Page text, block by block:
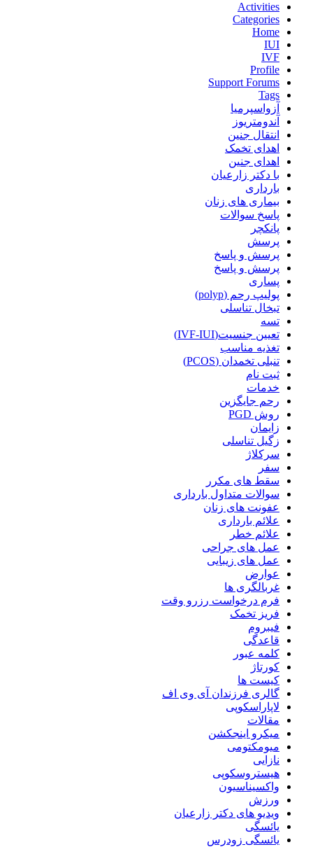
Activities
Categories
Home
IUI
IVF
Profile
Support Forums
Tags
آزواسپرمیا
آندومتریوز
انتقال جنین
اهدای تخمک
اهدای جنین
با دکتر زارعیان
بارداری
بیماری های زنان
پاسخ سوالات
پانکچر
پرسش
پرسش و پاسخ
پرسش و پاسخ
پساری
پولیپ رحم (polyp)
تبخال تناسلی
تسه
تعیین جنسیت(IVF-IUI)
تغذیه مناسب
تنبلی تخمدان (PCOS)
ثبت نام
خدمات
رحم جایگزین
روش PGD
زایمان
زگیل تناسلی
سرکلاژ
سفر
سقط های مکرر
سوالات متداول بارداری
عفونت های زنان
علائم بارداری
علائم خطر
عمل های جراحی
عمل های زیبایی
عوارض
غربالگری ها
فرم درخواست رزرو وقت
فریز تخمک
فیبروم
قاعدگی
کلمه عبور
کورتاژ
کیست ها
گالری فرزندان آی وی اف
لاپاراسکوپی
مقالات
میکرو اینجکشن
میومکتومی
نازایی
هیستروسکوپی
واکسیناسیون
ورزش
ویدیو های دکتر زارعیان
یائسگی
یائسگی زودرس